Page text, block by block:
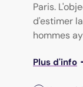
Paris.
d'estimer
hommes
Plus d'info